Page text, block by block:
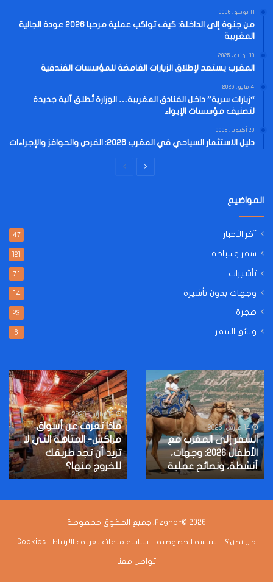
11 يونيو، 2026
من جنوة إلى الداخلة: كيف تواكب عملية مرحبا 2026 عودة الجالية
المغربية
10 يونيو، 2025
المغرب يستعد لإطلاق الزيارات الغامضة للمؤسسات الفندقية
4 مايو، 2026
“زيارات سرية” داخل الفنادق المغربية… الوزارة تُطلق آلية جديدة
لتصنيف مؤسسات الإيواء
28 أكتوبر، 2025
دليل الاستثمار السياحي في المغرب 2026: الفرص والحوافز والإجراءات
الصفحةالصفحة
المواضيع
آخر الأخبار 47
سفر وسياحة 121
تأشيرات 71
وجهات بدون تأشيرة 14
هجرة 23
وثائق السفر 6
السفر
إلى
المغرب
مع
الأطفال
2026:
وجهات،
أنشطة،
ونصائح
14 مارس، 2026
السفر إلى المغرب مع
الأطفال 2026: وجهات،
أنشطة، ونصائح عملية
ماذا
تعرف
عن
أسواق
مراكش-
المتاهة
التي
لا
تريد
تجد
للخروج
منها؟
12 مارس، 2026
ماذا تعرف عن أسواق
مراكش- المتاهة التي لا
تريد أن تجد طريقك
للخروج منها؟
Azghar© 2026، جميع الحقوق محفوظة
من نحن؟ سياسة الخصوصية سياسة ملفات تعريف الارتباط : Cookies
تواصل معنا